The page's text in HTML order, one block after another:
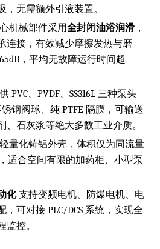
，无需额外引液装置。
机械部件采用全封闭油浴润滑 ，
连接，有效减少摩擦发热与磨
，平均无故障运行时间超
PVC、PVDF、SS316L 三种泵头
钢阀球、纯 PTFE 隔膜，可输送
、石灰浆等绝大多数工业介质。
量化铸铝外壳，体积仅为同流量
适合空间有限的加药柜、小型泵
化支持变频电机、防爆电机、电
可对接 PLC/DCS 系统，实现全
监控。